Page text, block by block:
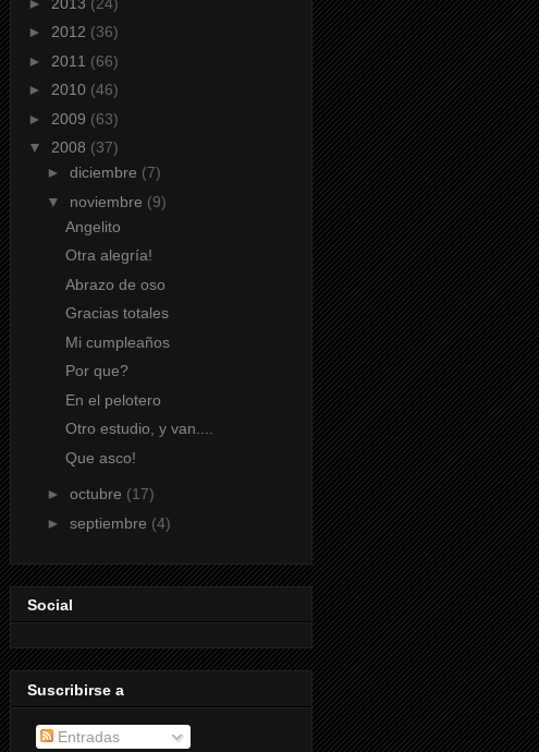
► 2012 (36)
► 2011 (66)
► 2010 (46)
► 2009 (63)
▼ 2008 (37)
► diciembre (7)
▼ noviembre (9)
Angelito
Otra alegría!
Abrazo de oso
Gracias totales
Mi cumpleaños
Por que?
En el pelotero
Otro estudio, y van....
Que asco!
► octubre (17)
► septiembre (4)
Social
Suscribirse a
Entradas